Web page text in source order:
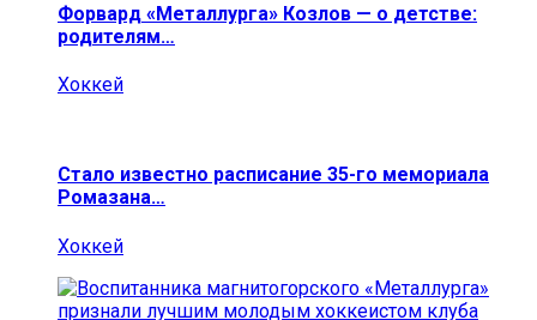
Форвард «Металлурга» Козлов — о детстве:
родителям…
Хоккей
Стало известно расписание 35-го мемориала
Ромазана…
Хоккей